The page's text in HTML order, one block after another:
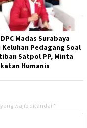
Madas Surabaya
Pedagang Soal
Satpol PP, Minta
Humanis
yang wajib ditandai *